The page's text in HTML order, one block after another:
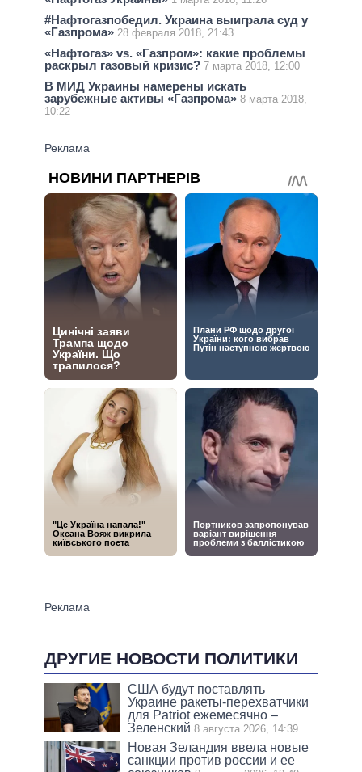
#Нафтогазпобедил. Украина выиграла суд у
«Газпрома» 28 февраля 2018, 21:43
«Нафтогаз» vs. «Газпром»: какие проблемы
раскрыл газовый кризис? 7 марта 2018, 12:00
В МИД Украины намерены искать
зарубежные активы «Газпрома» 8 марта 2018,
10:22
ДРУГИЕ НОВОСТИ ПОЛИТИКИ
США будут поставлять
Украине ракеты-перехватчики
для Patriot ежемесячно –
Зеленский 8 августа 2026, 14:39
Новая Зеландия ввела новые
санкции против россии и ее